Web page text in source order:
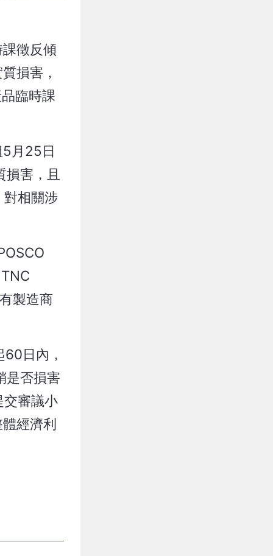
徵反傾
損害，
臨時課
月25日
害，且
對相關涉
製造商
日內，
是否損害
交審議小
經濟利